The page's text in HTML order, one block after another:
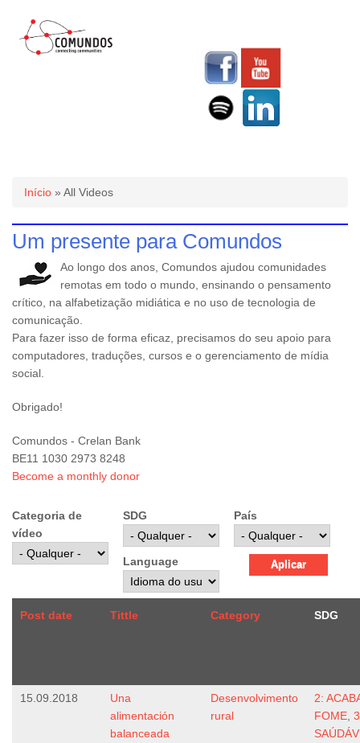
Você está aqui
Início » All Videos
Um presente para Comundos
Ao longo dos anos, Comundos ajudou comunidades
remotas em todo o mundo, ensinando o pensamento
crítico, na alfabetização midiática e no uso de tecnologia de
comunicação.
Para fazer isso de forma eficaz, precisamos do seu apoio para
computadores, traduções, cursos e o gerenciamento de mídia
social.
Obrigado!
Comundos - Crelan Bank
BE11 1030 2973 8248
Become a monthly donor
Categoria de
vídeo
SDG País
Language
Post date Tittle Category SDG
15.09.2018
Una
alimentación
balanceada
Desenvolvimento
rural
2:
FOME